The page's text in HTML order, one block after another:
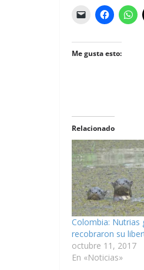
Me gusta esto:
Relacionado
Colombia: Nutrias
recobraron su
octubre 11, 2017
En «Noticias»